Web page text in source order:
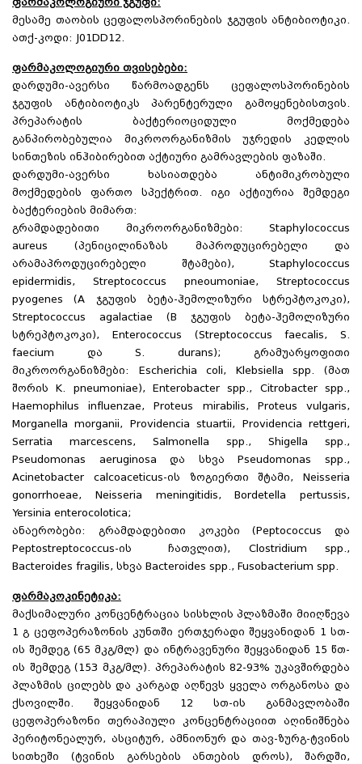
მესამე თაობის ცეფალოსპორინების ჯგუფის ანტიბიოტიკი.
ათქ-კოდი: J01DD12.
ფარმაკოლოგიური თვისებები:
დარდუმი-ავერსი წარმოადგენს ცეფალოსპორინების
ჯგუფის ანტიბიოტიკს პარენტერული გამოყენებისთვის.
პრეპარატის ბაქტერიოციდული მოქმედება
განპირობებულია მიკროორგანიზმის უჯრედის კედლის
სინთეზის ინჰიბირებით აქტიური გამრავლების ფაზაში.
დარდუმი-ავერსი ხასიათდება ანტიმიკრობული
მოქმედების ფართო სპექტრით. იგი აქტიურია შემდეგი
ბაქტერიების მიმართ:
გრამდადებითი მიკროორგანიზმები: Staphylococcus
aureus (პენიცილინაზას მაპროდუცირებელი და
არამაპროდუცირებელი შტამები), Staphylococcus
epidermidis, Streptococcus pneoumoniae, Streptococcus
pyogenes (A ჯგუფის ბეტა-ჰემოლიზური სტრეპტოკოკი),
Streptococcus agalactiae (B ჯგუფის ბეტა-ჰემოლიზური
სტრეპტოკოკი), Enterococcus (Streptococcus faecalis, S.
faecium და S. durans); გრამუარყოფითი
მიკროორგანიზმები: Escherichia coli, Klebsiella spp. (მათ
შორის K. pneumoniae), Enterobacter spp., Citrobacter spp.,
Haemophilus influenzae, Proteus mirabilis, Proteus vulgaris,
Morganella morganii, Providencia stuartii, Providencia rettgeri,
Serratia marcescens, Salmonella spp., Shigella spp.,
Pseudomonas aeruginosa და სხვა Pseudomonas spp.,
Acinetobacter calcoaceticus-ის ზოგიერთი შტამი, Neisseria
gonorrhoeae, Neisseria meningitidis, Bordetella pertussis,
Yersinia enterocolotica;
ანაერობები: გრამდადებითი კოკები (Peptococcus და
Peptostreptococcus-ის ჩათვლით), Clostridium spp.,
Bacteroides fragilis, სხვა Bacteroides spp., Fusobacterium spp.
ფარმაკოკინეტიკა:
მაქსიმალური კონცენტრაცია სისხლის პლაზმაში მიიღწევა
1 გ ცეფოპერაზონის კუნთში ერთჯერადი შეყვანიდან 1 სთ-
ის შემდეგ (65 მკგ/მლ) და ინტრავენური შეყვანიდან 15 წთ-
ის შემდეგ (153 მკგ/მლ). პრეპარატის 82-93% უკავშირდება
პლაზმის ცილებს და კარგად აღწევს ყველა ორგანოსა და
ქსოვილში. შეყვანიდან 12 სთ-ის განმავლობაში
ცეფოპერაზონი თერაპიული კონცენტრაციით აღინიშნება
პერიტონეალურ, ასციტურ, ამნიონურ და თავ-ზურგ-ტვინის
სითხეში (ტვინის გარსების ანთების დროს), შარდში,